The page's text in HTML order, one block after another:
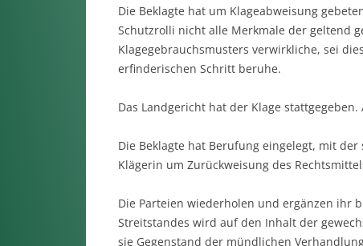
Die Beklagte hat um Klageabweisung
Schutzrolli nicht alle Merkmale der geltend
Klagegebrauchsmusters verwirkliche, sei
erfinderischen Schritt beruhe.
Das Landgericht hat der Klage
Die Beklagte hat Berufung eingelegt, mit
Klägerin um Zurückweisung des
Die Parteien wiederholen und ergänzen ihr
Streitstandes wird auf den Inhalt der
sie Gegenstand der mündlichen